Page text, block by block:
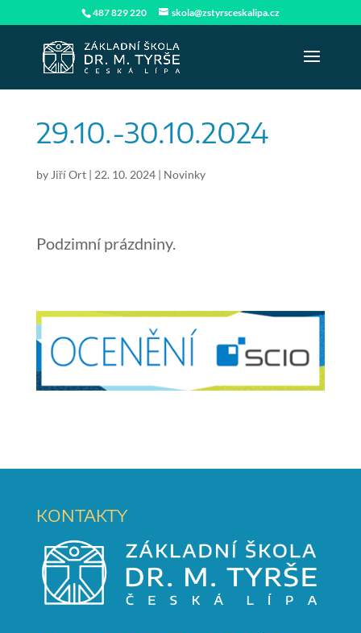
487 829 220 skola@zstyrsceskalipa.cz
29.10.-30.10.2024
by Jiří Ort| 22. 10. 2024| Novinky
Podzimní prázdniny.
KONTAKTY